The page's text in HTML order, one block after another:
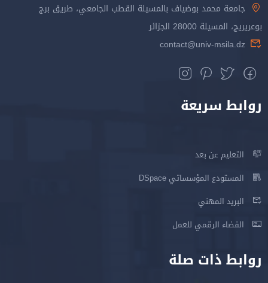
جامعة محمد بوضياف بالمسيلة القطب الجامعي، طريق برج
بوعريريج، المسيلة 28000 الجزائر
contact@univ-msila.dz
روابط سريعة
التعليم عن بعد
المستودع المؤسساتي DSpace
البريد المهني
الفضاء الرقمي للعمل
روابط ذات صلة